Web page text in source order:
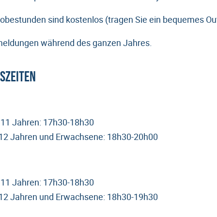
sind kostenlos (tragen Sie ein bequemes
während des ganzen Jahres.
Jahren: 17h30-18h30
Jahren und Erwachsene: 18h30-20h00
Jahren: 17h30-18h30
Jahren und Erwachsene: 18h30-19h30